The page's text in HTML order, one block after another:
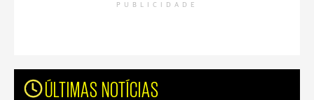
PUBLICIDADE
ÚLTIMAS NOTÍCIAS